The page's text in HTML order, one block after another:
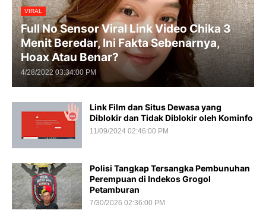
VIRAL
Full No Sensor Viral Link Video Chika 3
Menit Beredar, Ini Fakta Sebenarnya,
Hoax Atau Benar?
4/28/2022 03:34:00 PM
Link Film dan Situs Dewasa yang
Diblokir dan Tidak Diblokir oleh Kominfo
11/09/2024 02:46:00 PM
Polisi Tangkap Tersangka Pembunuhan
Perempuan di Indekos Grogol
Petamburan
7/30/2026 02:36:00 PM